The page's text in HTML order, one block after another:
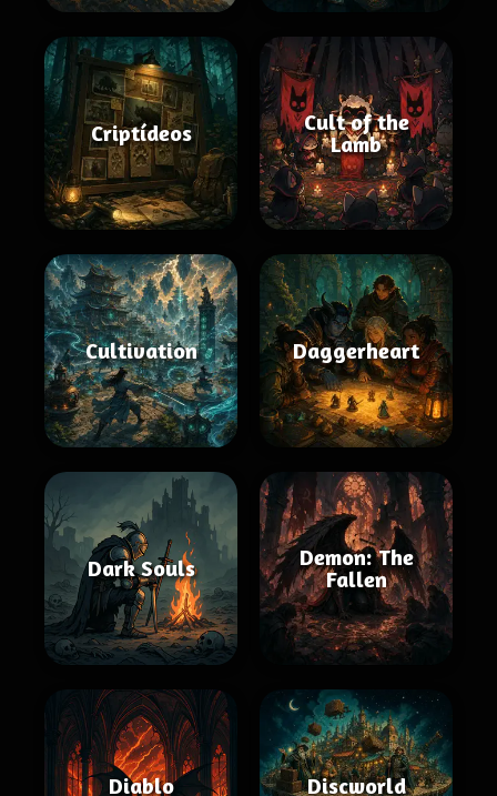
Criptídeos
Cult of the
Lamb
Cultivation Daggerheart
Dark Souls
Demon: The
Fallen
Diablo Discworld